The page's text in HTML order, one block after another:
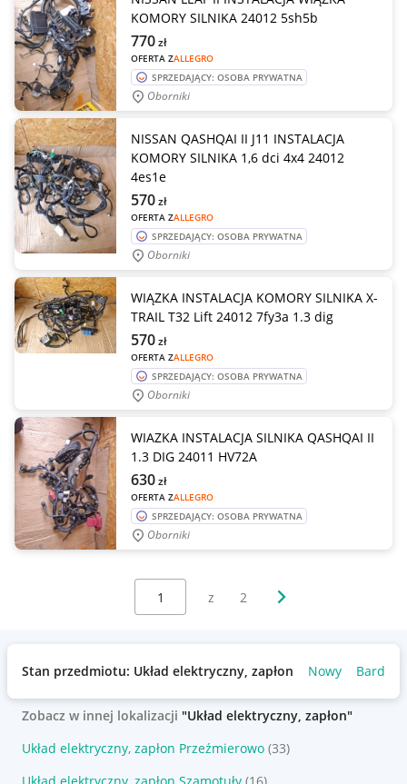
KOMORY SILNIKA 24012 5sh5b
OFERTA ZALLEGRO
770zł
SPRZEDAJĄCY: OSOBA PRYWATNA
Oborniki
NISSAN QASHQAI II J11 INSTALACJA
KOMORY SILNIKA 1,6 dci 4x4 24012
4es1e
OFERTA ZALLEGRO
570zł
SPRZEDAJĄCY: OSOBA PRYWATNA
Oborniki
WIĄZKA INSTALACJA KOMORY SILNIKA X-
TRAIL T32 Lift 24012 7fy3a 1.3 dig
OFERTA ZALLEGRO
570zł
SPRZEDAJĄCY: OSOBA PRYWATNA
Oborniki
WIAZKA INSTALACJA SILNIKA QASHQAI II
1.3 DIG 24011 HV72A
OFERTA ZALLEGRO
630zł
SPRZEDAJĄCY: OSOBA PRYWATNA
Oborniki
Wybierz stronę:
z 2 Następna strona
Stan przedmiotu: Układ elektryczny, zapłon Nowy Bardzo
Zobacz w innej lokalizacji "Układ elektryczny, zapłon"
Układ elektryczny, zapłon Przeźmierowo (33)